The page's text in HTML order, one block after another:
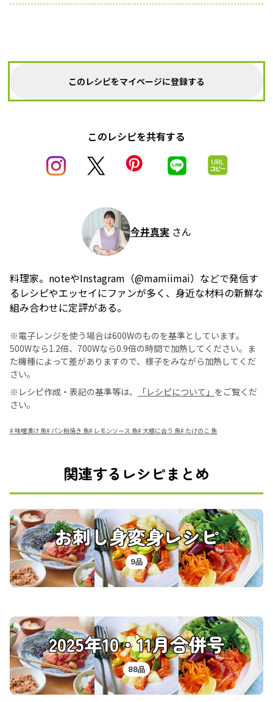
このレシピをマイページに登録する
このレシピを共有する
今井真実 さん
料理家。noteやInstagram（@mamiimai）などで発信す
るレシピやエッセイにファンが多く、身近な材料の新鮮な
組み合わせに定評がある。
※電子レンジを使う場合は600Wのものを基準としています。
500Wなら1.2倍、700Wなら0.9倍の時間で加熱してください。ま
た機種によって差がありますので、様子をみながら加熱してくだ
さい。
※レシピ作成・表記の基準等は、
「レシピについて」 をご覧くだ
さい。
#味噌漬け 魚#パン粉焼き 魚# レモンソース 魚# 大根に合う 魚# たけのこ 魚
関連するレシピまとめ
お刺し身変身レシピ
9品
2025年10・11月合併号
88品